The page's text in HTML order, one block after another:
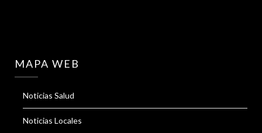
MAPA WEB
Noticias Salud
Noticias Locales